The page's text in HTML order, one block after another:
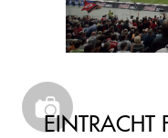
EINTRACHT